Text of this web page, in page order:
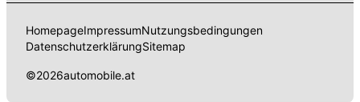
HomepageImpressumNutzungsbedingungen
DatenschutzerklärungSitemap
©2026automobile.at